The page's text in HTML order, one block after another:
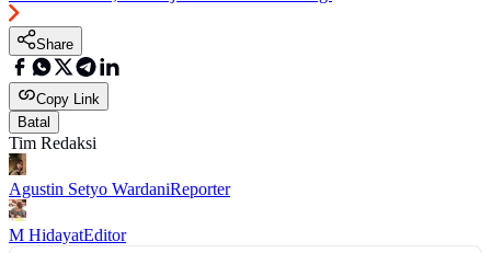
Share
Copy Link
Batal
Tim Redaksi
Agustin Setyo WardaniReporter
M HidayatEditor